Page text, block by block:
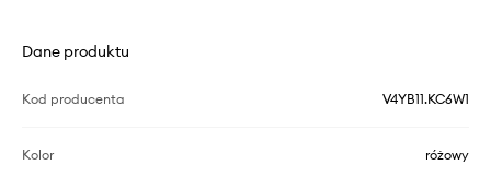
Dane produktu
Kod producenta V4YB11.KC6W1
Kolor różowy